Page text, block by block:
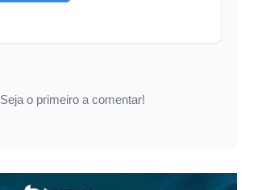
Seja o primeiro a comentar!